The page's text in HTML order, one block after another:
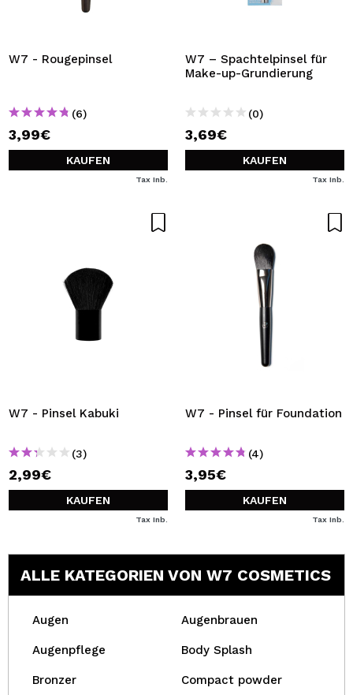
W7 - Rougepinsel
(6)
3,99€
KAUFEN
Tax Inb.
W7 – Spachtelpinsel für
Make-up-Grundierung
(0)
3,69€
KAUFEN
Tax Inb.
W7 - Pinsel Kabuki
(3)
2,99€
KAUFEN
Tax Inb.
W7 - Pinsel für Foundation
(4)
3,95€
KAUFEN
Tax Inb.
ALLE KATEGORIEN VON W7 COSMETICS
Augen Augenbrauen
Augenpflege Body Splash
Bronzer Compact powder